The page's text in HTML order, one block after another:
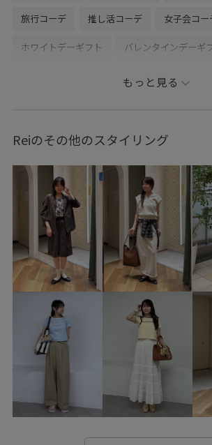
旅行コーデ 推し活コーデ 女子会コー
ホワイトデーギフト バレンタインデーギ
レイヤード パンツス
きれいめコーデ ROPÉ PICNIC
デニムパンツ バッグ ボ
シューズ ローファー 財布/小物
GDK16050 GDM55210 GDS15060
GIN26000 GIX16050 25AW20
25AWRP人気急上昇トップス
26SSRP_HARUTA 2WAYで使える
ROPÉPICNIC_TIMESALE RP25AW
RP25AW_restock RP25aw買い足しボト
RP26SS RP26SS_goods
もっと見る
Reiのその他のスタイリング